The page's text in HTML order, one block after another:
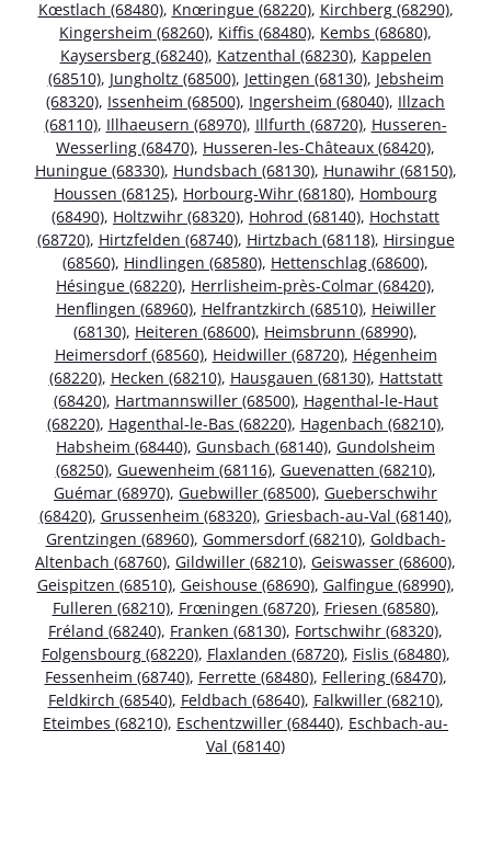
Kœstlach (68480), Knœringue (68220), Kirchberg (68290),
Kingersheim (68260), Kiffis (68480), Kembs (68680),
Kaysersberg (68240), Katzenthal (68230), Kappelen
(68510), Jungholtz (68500), Jettingen (68130), Jebsheim
(68320), Issenheim (68500), Ingersheim (68040), Illzach
(68110), Illhaeusern (68970), Illfurth (68720), Husseren-
Wesserling (68470), Husseren-les-Châteaux (68420),
Huningue (68330), Hundsbach (68130), Hunawihr (68150),
Houssen (68125), Horbourg-Wihr (68180), Hombourg
(68490), Holtzwihr (68320), Hohrod (68140), Hochstatt
(68720), Hirtzfelden (68740), Hirtzbach (68118), Hirsingue
(68560), Hindlingen (68580), Hettenschlag (68600),
Hésingue (68220), Herrlisheim-près-Colmar (68420),
Henflingen (68960), Helfrantzkirch (68510), Heiwiller
(68130), Heiteren (68600), Heimsbrunn (68990),
Heimersdorf (68560), Heidwiller (68720), Hégenheim
(68220), Hecken (68210), Hausgauen (68130), Hattstatt
(68420), Hartmannswiller (68500), Hagenthal-le-Haut
(68220), Hagenthal-le-Bas (68220), Hagenbach (68210),
Habsheim (68440), Gunsbach (68140), Gundolsheim
(68250), Guewenheim (68116), Guevenatten (68210),
Guémar (68970), Guebwiller (68500), Gueberschwihr
(68420), Grussenheim (68320), Griesbach-au-Val (68140),
Grentzingen (68960), Gommersdorf (68210), Goldbach-
Altenbach (68760), Gildwiller (68210), Geiswasser (68600),
Geispitzen (68510), Geishouse (68690), Galfingue (68990),
Fulleren (68210), Frœningen (68720), Friesen (68580),
Fréland (68240), Franken (68130), Fortschwihr (68320),
Folgensbourg (68220), Flaxlanden (68720), Fislis (68480),
Fessenheim (68740), Ferrette (68480), Fellering (68470),
Feldkirch (68540), Feldbach (68640), Falkwiller (68210),
Eteimbes (68210), Eschentzwiller (68440), Eschbach-au-
Val (68140)